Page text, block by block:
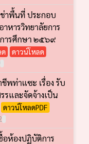
ช่าพื้นที่ ประกอบ
าหารวิทยาลัยการ
ารศึกษา ๒๕๖๙
ดาวน์โหลด
พท่าแซะ เรื่อง รับ
รและจัดจ้างเป็น
ดาวน์โหลดPDF
อห้องปฏิบัติการ